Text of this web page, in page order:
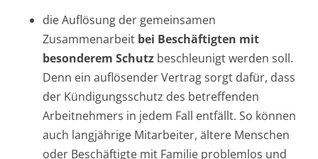
die Auflösung der gemeinsamen
Zusammenarbeit bei Beschäftigten mit
besonderem Schutz beschleunigt werden soll.
Denn ein auflösender Vertrag sorgt dafür, dass
der Kündigungsschutz des betreffenden
Arbeitnehmers in jedem Fall entfällt. So können
auch langjährige Mitarbeiter, ältere Menschen
oder Beschäftigte mit Familie problemlos und